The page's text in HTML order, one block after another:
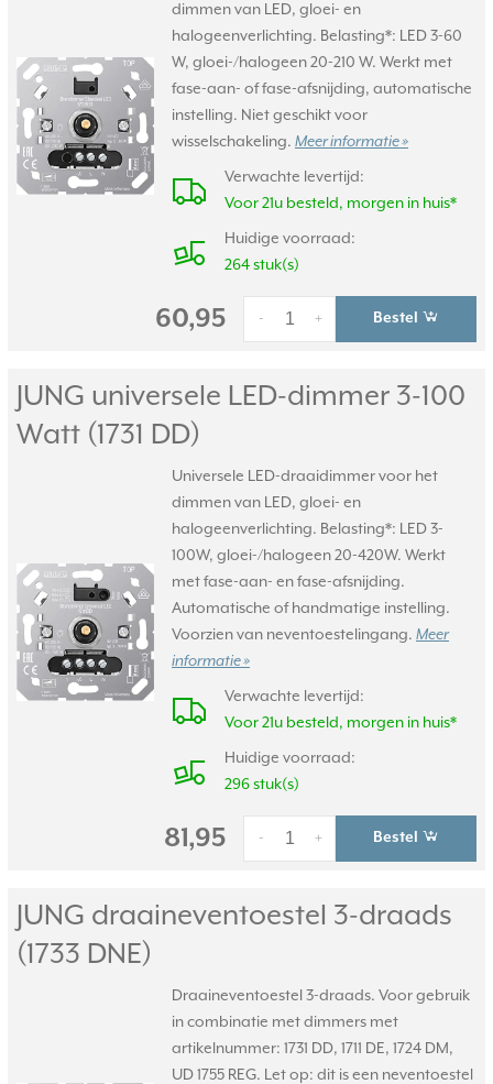
dimmen van LED, gloei- en
halogeenverlichting. Belasting*: LED 3-60
W, gloei-/halogeen 20-210 W. Werkt met
fase-aan- of fase-afsnijding, automatische
instelling. Niet geschikt voor
wisselschakeling. Meer informatie »
Verwachte levertijd:
Voor 21u besteld, morgen in huis*
Huidige voorraad:
264 stuk(s)
60,95 +
- Bestel
JUNG universele LED-dimmer 3-100
Watt (1731 DD)
Universele LED-draaidimmer voor het
dimmen van LED, gloei- en
halogeenverlichting. Belasting*: LED 3-
100W, gloei-/halogeen 20-420W. Werkt
met fase-aan- en fase-afsnijding.
Automatische of handmatige instelling.
Voorzien van neventoestelingang. Meer
informatie »
Verwachte levertijd:
Voor 21u besteld, morgen in huis*
Huidige voorraad:
296 stuk(s)
81,95 +
- Bestel
JUNG draaineventoestel 3-draads
(1733 DNE)
Draaineventoestel 3-draads. Voor gebruik
in combinatie met dimmers met
artikelnummer: 1731 DD, 1711 DE, 1724 DM,
UD 1755 REG. Let op: dit is een neventoestel